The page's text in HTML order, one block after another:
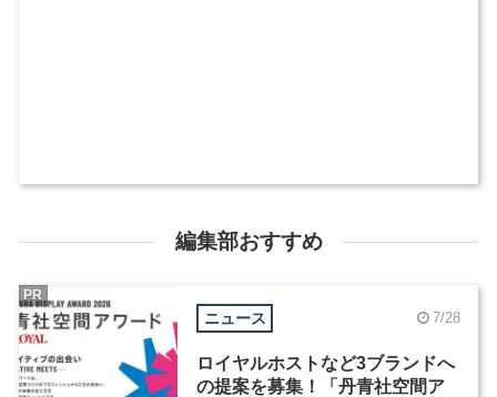
編集部おすすめ
ニュース 7/28
ロイヤルホストなど3ブランドへ
の提案を募集！「丹青社空間ア
PR